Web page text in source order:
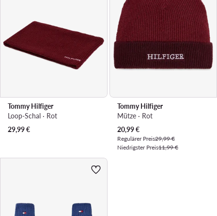
Tommy Hilfiger
Loop-Schal · Rot
29,99€
Tommy Hilfiger
Mütze · Rot
Aktueller Preis
20,99€
Regulärer Preis29,99 €
Niedrigster Preis11,99 €